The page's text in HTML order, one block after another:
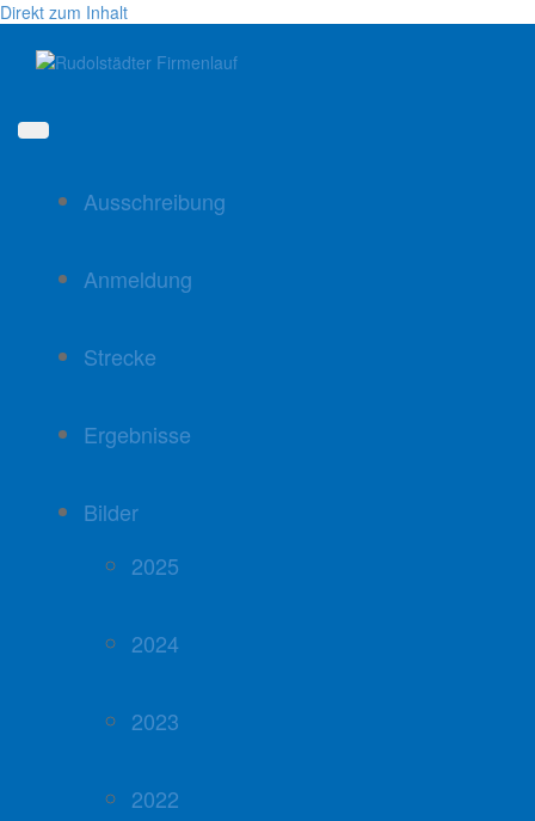
Direkt zum Inhalt
Ausschreibung
Anmeldung
Strecke
Ergebnisse
Bilder
2025
2024
2023
2022